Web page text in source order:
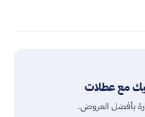
مع عطلات
بأفضل العروض.